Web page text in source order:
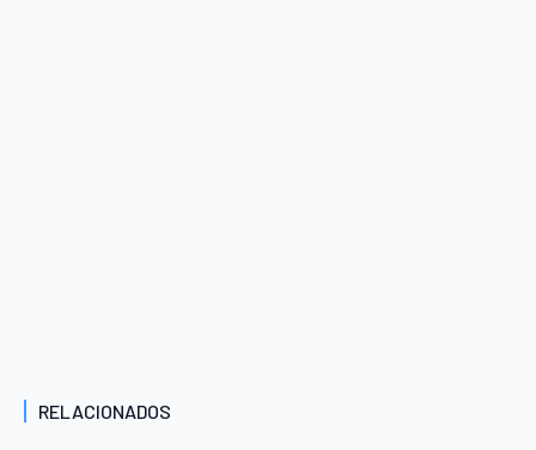
RELACIONADOS